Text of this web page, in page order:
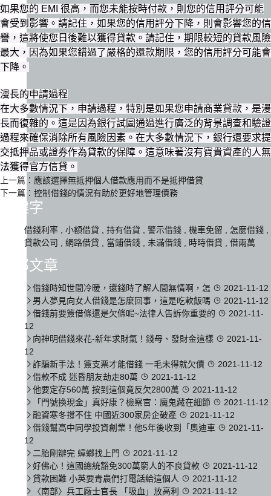
如果您的 EMI 很高，而您未能按時付款，則您的信用評分可能
會受到影響。請記住，如果您的信用評分下降，則會影響您的信
譽，這將使您日後難以獲得貸款。請記住，期限較短的貸款風險
最大，因為如果您錯過了嚴格的還款期限，您的信用評分可能會
下降。
漫長的申請過程
在大多數情況下，申請過程，特別是如果您申請商業貸款，是漫
長而復雜的。這是因為銀行試圖通過進行廣泛的背景調查和驗證
過程來確保消除所有風險因素。在大多數情況下，銀行還要求提
交抵押品或證券作為貸款的保障。這意味著沒有寶貴資產的人無
法獲得官方信貸。
上一篇： 應該選擇無抵押個人借款應用而不是抵押借貸
下一篇： 控制借錢的情況有助於更好地管理債務
關鍵字
借錢利率 小額借貸 持有借貸 警示借錢 機車免留 怎麼借錢
貸款公司
網路借貸 當鋪借錢 未滿借錢 時時借貸 借兩萬
全部文章
借錢時知世間冷暖，還錢時了解人間無情啊，怎
2021-11-12
男人夢見向女人借錢是怎麼回事，這是吃軟飯嗎
2021-11-12
借錢前要簽借條還是欠條呢~法律人告訴你重要的
2021-11-
12
向神明借錢來花-新年求財氣！錢母、發財金這樣
2021-11-
12
詐騙新手法！簽支票才能借錢 一毛未得就欠債
2021-11-12
借款不成 迷昏朋友劫走80萬
2021-11-12
他要定存560萬 按到這個竟反欠2800萬
2021-11-12
「門號換現金」真好康？檢察官：魔鬼藏在細節
2021-11-12
融資寒冬撐不住 中國近300家房企破產
2021-11-12
借錢幫高中同學投資創業！他5年後收到「奧迪車
2021-11-
12
二胎剛辦完 蟑螂找上門
2021-11-12
好佛心！這國總統豁免300萬窮人的不良貸款
2021-11-12
貸款困難 小英要青農們打電話給這個人
2021-11-12
〈南部〉兵工廠士官長 「吸血」放高利
2021-11-12